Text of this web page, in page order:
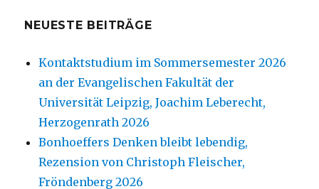
NEUESTE BEITRÄGE
Kontaktstudium im Sommersemester 2026
an der Evangelischen Fakultät der
Universität Leipzig, Joachim Leberecht,
Herzogenrath 2026
Bonhoeffers Denken bleibt lebendig,
Rezension von Christoph Fleischer,
Fröndenberg 2026